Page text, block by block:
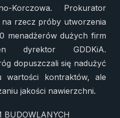
Korczowa. Prokurator
na rzecz próby utworzenia
menadżerów dużych firm
dyrektor GDDKiA.
dopuszczali się nadużyć
kontraktów, ale
jakości nawierzchni.
BUDOWLANYCH